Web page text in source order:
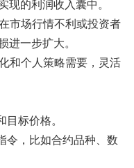
现的利润收入囊中。
市场行情不利或投资者
进一步扩大。
和个人策略需要，灵活
标价格。
令，比如合约品种、数